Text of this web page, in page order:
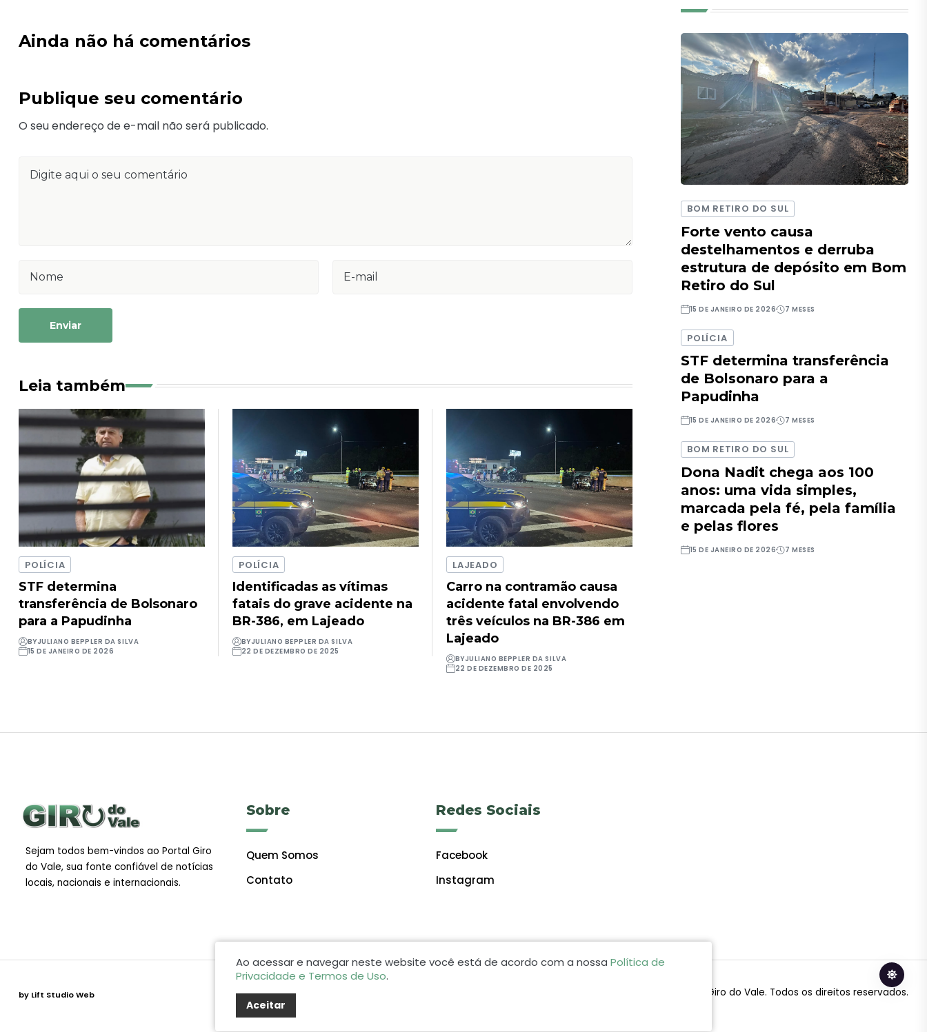
Ainda não há comentários
Publique seu comentário
O seu endereço de e-mail não será publicado.
Enviar
Leia também
POLÍCIA
STF determina
transferência de Bolsonaro
para a Papudinha
BYJULIANO BEPPLER DA SILVA
15 DE JANEIRO DE 2026
POLÍCIA
Identificadas as vítimas
fatais do grave acidente na
BR-386, em Lajeado
BYJULIANO BEPPLER DA SILVA
22 DE DEZEMBRO DE 2025
LAJEADO
Carro na contramão causa
acidente fatal envolvendo
três veículos na BR-386 em
Lajeado
BYJULIANO BEPPLER DA SILVA
22 DE DEZEMBRO DE 2025
BOM RETIRO DO SUL
Forte vento causa
destelhamentos e derruba
estrutura de depósito em Bom
Retiro do Sul
15 DE JANEIRO DE 2026 7 MESES
POLÍCIA
STF determina transferência
de Bolsonaro para a
Papudinha
15 DE JANEIRO DE 2026 7 MESES
BOM RETIRO DO SUL
Dona Nadit chega aos 100
anos: uma vida simples,
marcada pela fé, pela família
e pelas flores
15 DE JANEIRO DE 2026 7 MESES
Sejam todos bem-vindos ao Portal Giro
do Vale, sua fonte confiável de notícias
locais, nacionais e internacionais.
Sobre
Quem Somos
Contato
Redes Sociais
Facebook
Instagram
by Lift Studio Web © 2024 Giro do Vale. Todos os direitos reservados.
Ao acessar e navegar neste website você está de acordo com a nossa Política de
Privacidade e Termos de Uso.
Aceitar